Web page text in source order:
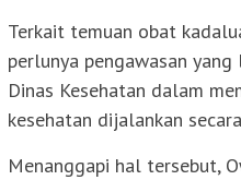
Terkait temuan obat
perlunya pengawasan
Dinas Kesehatan dalam
kesehatan dijalankan
Menanggapi hal tersebut,